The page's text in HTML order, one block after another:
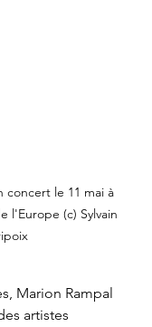
concert le 11 mai à
l'Europe (c) Sylvain
Marion Rampal
artistes